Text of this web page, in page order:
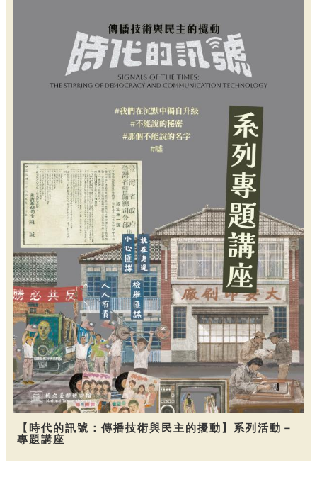
【時代的訊號：傳播技術與民主的擾動】系列活動－
專題講座